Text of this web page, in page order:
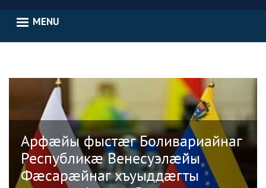
MENU
Арфæйы фыстæг Боливариайнаг
Республикæ Венесуэлæйы
Фæсарæйнаг хъуыддæгты